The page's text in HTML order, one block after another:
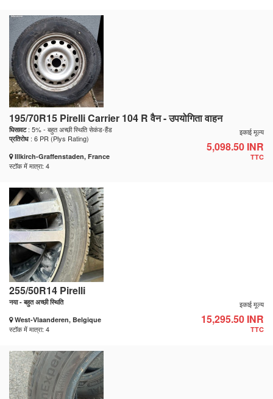
195/70R15 Pirelli Carrier 104 R वैन - उपयोगिता वाहन
घिसावट: 5% - बहुत अच्छी स्थिति सेकंड-हैंड
प्रतिरोध : 6 PR (Plys Rating)
Illkirch-Graffenstaden, France
स्टॉक में मात्रा: 4
इकाई मूल्य
5,098.50 INR
TTC
255/50R14 Pirelli
नया - बहुत अच्छी स्थिति
West-Vlaanderen, Belgique
स्टॉक में मात्रा: 4
इकाई मूल्य
15,295.50 INR
TTC